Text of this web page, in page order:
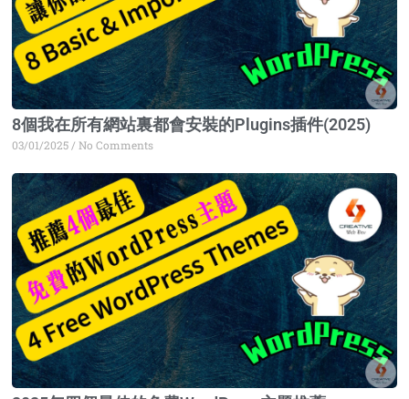
8個我在所有網站裏都會安裝的Plugins插件(2025)
03/01/2025 No Comments